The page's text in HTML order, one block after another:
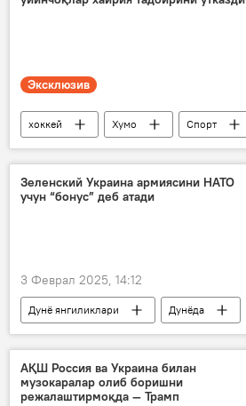
Эксклюзив
хоккей Хумо
Спорт
Тошкент
Ўзбекистон
Мултимедиа
Зеленский Украина армиясини НАТО
учун “бонус” деб атади
3 Феврал 2025, 14:12
Дунё янгиликлари
Дунёда
Украина
НАТО
Владимир Зеленский
АҚШ Россия ва Украина билан
музокаралар олиб боришни
режалаштирмоқда — Трамп